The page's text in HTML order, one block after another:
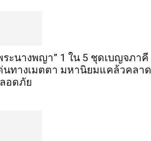
ระ​นาง​พญา” 1 ใน 5​ ชุดเบญจ​ภาคี​
นทางเมตตา​ มหา​นิยม​แคล้วคลาด​
อดภัย​